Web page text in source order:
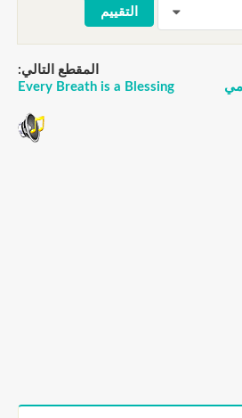
المقطع التالي:
Every Breath is a Blessing